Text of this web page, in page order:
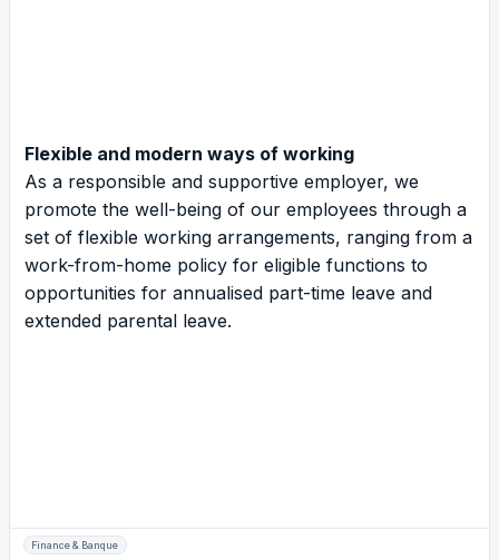
Flexible and modern ways of working
As a responsible and supportive employer, we
promote the well-being of our employees through a
set of flexible working arrangements, ranging from a
work-from-home policy for eligible functions to
opportunities for annualised part-time leave and
extended parental leave.
Finance & Banque